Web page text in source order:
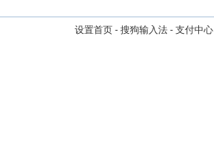
设置首页 - 搜狗输入法 - 支付中心